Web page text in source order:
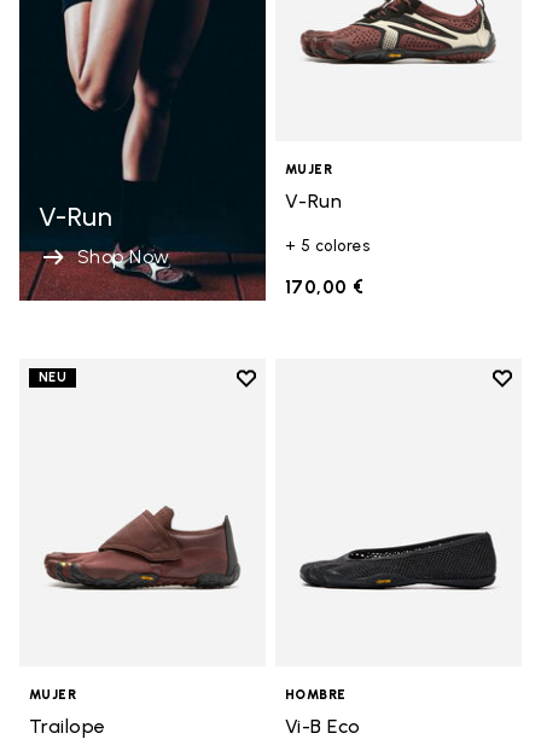
V-Run
Shop Now
MUJER
V-Run
+ 5 colores
170,00 €
NEU
Add to wishlist
MUJER
Trailope
Add
HOMBRE
Vi-B Eco